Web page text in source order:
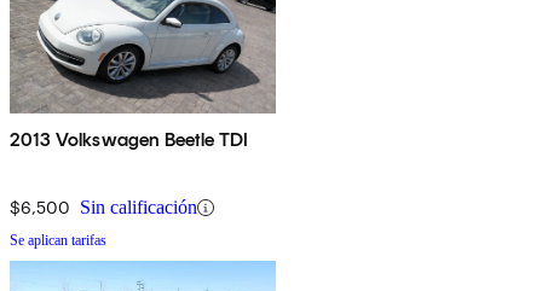
2013 Volkswagen Beetle TDI
$6,500 Sin calificación
Se aplican tarifas